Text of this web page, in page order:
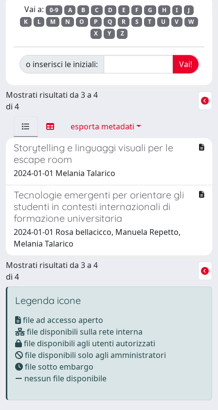
Vai a: 0-9 A B C D E F G H I
J
K
L M N O P Q R S T U V
W
X
Y Z
o inserisci le iniziali:
Mostrati risultati da 3 a 4
di 4
esporta metadati
Storytelling e linguaggi visuali per le
escape room
2024-01-01 Melania Talarico
Tecnologie emergenti per orientare gli
studenti in contesti internazionali di
formazione universitaria
2024-01-01 Rosa bellacicco, Manuela Repetto,
Melania Talarico
Mostrati risultati da 3 a 4
di 4
Legenda icone
file ad accesso aperto
file disponibili sulla rete interna
file disponibili agli utenti autorizzati
file disponibili solo agli amministratori
file sotto embargo
nessun file disponibile